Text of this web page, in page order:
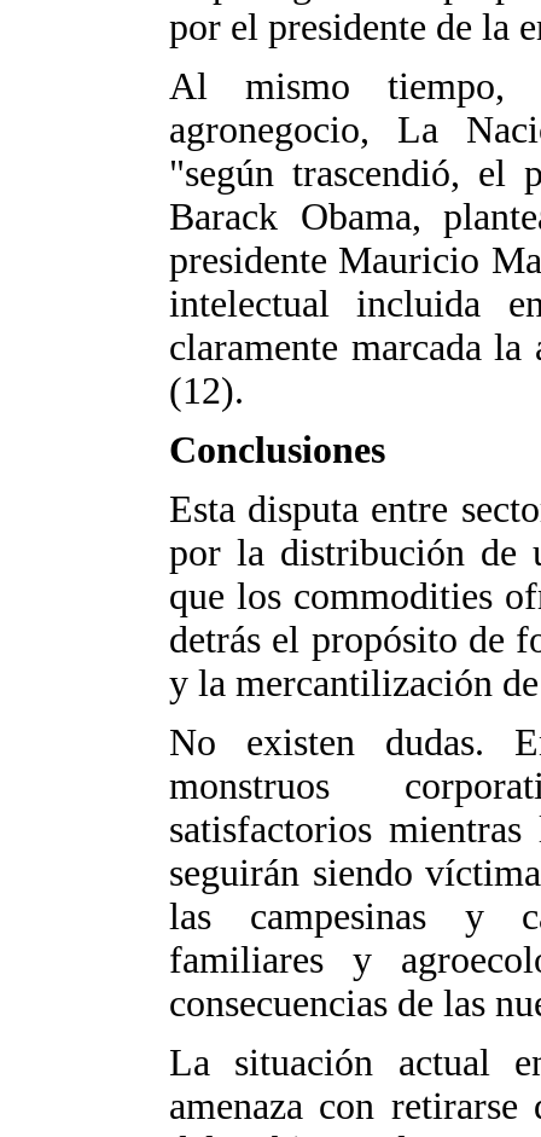
por el presidente de la
Al mismo
agronegocio, La
"según trascendió, el
Barack Obama,
presidente Mauricio
intelectual incluida
claramente marcada la
(12).
Conclusiones
Esta disputa entre
por la distribución de
que los commodities
detrás el propósito de
y la mercantilización
No existen dudas.
monstruos
satisfactorios
seguirán siendo
las campesinas y
familiares y
consecuencias de las
La situación actual
amenaza con